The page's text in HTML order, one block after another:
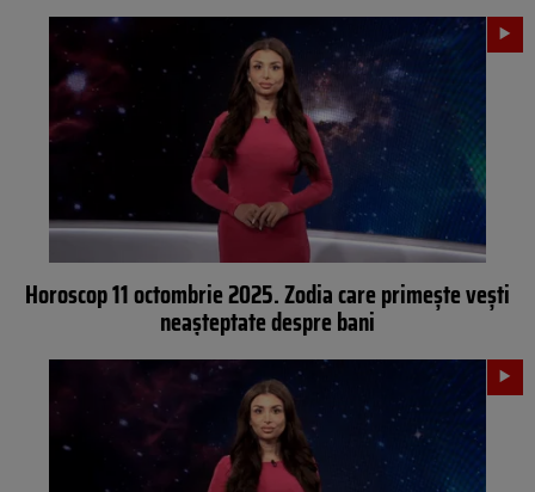
Horoscop 11 octombrie 2025. Zodia care primește vești
neașteptate despre bani